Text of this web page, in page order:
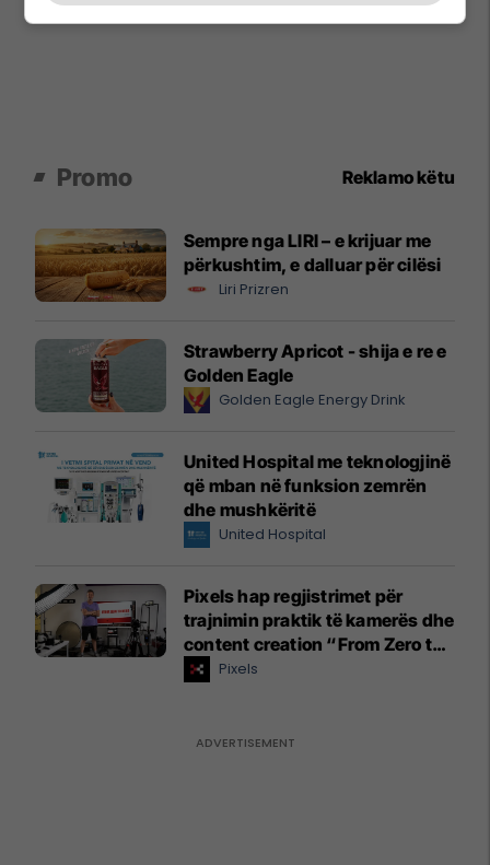
Promo Reklamo këtu
Sempre nga LIRI – e krijuar me
përkushtim, e dalluar për cilësi
Liri Prizren
Strawberry Apricot - shija e re e
Golden Eagle
Golden Eagle Energy Drink
United Hospital me teknologjinë
që mban në funksion zemrën
dhe mushkëritë
United Hospital
Pixels hap regjistrimet për
trajnimin praktik të kamerës dhe
content creation “From Zero to
Hero”Pixels